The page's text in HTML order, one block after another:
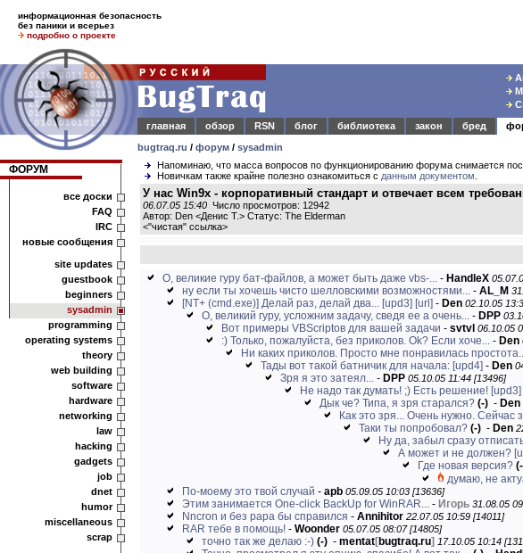
информационная безопасность
без паники и всерьез
подробно о проекте
главная
обзор RSN блог библиотека закон бред
bugtraq.ru / форум / sysadmin
ФОРУМ
все доски
FAQ
IRC
новые сообщения
site updates
guestbook
beginners
sysadmin
programming
operating systems
theory
web building
software
hardware
networking
law
hacking
gadgets
job
dnet
humor
miscellaneous
scrap
Напоминаю, что масса вопросов по функционированию форума снимается
Новичкам также крайне полезно ознакомиться с данным документом
У нас Win9x - корпоративный стандарт и отвечает всем
06.07.05 15:40 Число просмотров: 12942
Автор: Den <Денис Т.> Статус: The Elderman
<"чистая" ссылка>
О, великие гуру бат-файлов, а может быть даже vbs-... - HandleX
ну если ты хочешь чисто шелловскими возможностями... - AL_M
[NT+ (cmd.exe)] Делай раз, делай два... [upd3] [url] - Den 02.10.05
О, великий гуру, усложним задачу, сведя ее а очень... - DPP
Вот примеры VBScriptов для вашей задачи - svtvl 06.10.05
:) Только, пожалуйста, без приколов. Ok? Если хоче... - Den
Ни каких приколов. Просто мне понравилась
Тады вот такой батничик для начала: [upd4] - Den
Зря я это затеял... - DPP 05.10.05 11:44 [13496]
Не надо так думать! ;) Есть решение! [upd3]
Дык че? Типа, я зря старался? (-) - Den
Как это зря... Очень нужно. Сейчас
Таки ты попробовал? (-) - Den
Ну да, забыл сразу
А может и не должен?
Где новая версия?
думаю, не
По-моему это твой случай - apb 05.09.05 10:03 [13636]
Этим занимается One-click BackUp for WinRAR... - Игорь 31.08.05
Nncron и без рара бы справился - Annihitor 22.07.05 10:59 [14011]
RAR тебе в помощь! - Woonder 05.07.05 08:07 [14805]
точно так же делаю :-) (-) - mentat[bugtraq.ru] 17.10.05 10:14